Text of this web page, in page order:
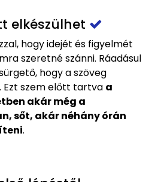
elkészülhet
hogy idejét és figyelmét
szeretné szánni. Ráadásul
hogy a szöveg
Ezt szem előtt tartva a
akár még a
sőt, akár néhány órán
.